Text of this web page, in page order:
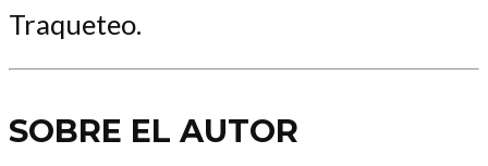
Traqueteo.
SOBRE EL AUTOR